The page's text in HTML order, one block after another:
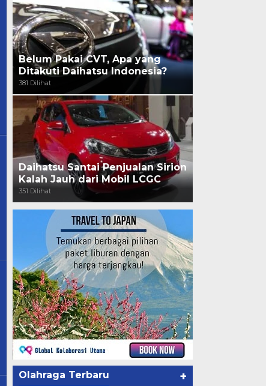
Belum Pakai CVT, Apa yang
Ditakuti Daihatsu Indonesia?
381 Dilihat
Daihatsu Santai Penjualan Sirion
Kalah Jauh dari Mobil LCGC
351 Dilihat
Olahraga Terbaru +